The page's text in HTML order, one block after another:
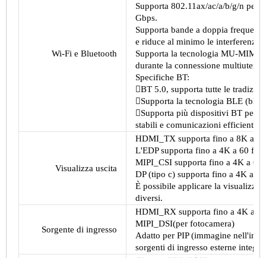
Wi-Fi e Bluetooth
Supporta 802.11ax/ac/a/b/g/n per
Gbps.
Supporta bande a doppia
e riduce al minimo le interferenze.
Supporta la tecnologia MU-
durante la connessione multiutente.
Specifiche BT:
BT 5.0, supporta tutte le
Supporta la tecnologia BLE
Supporta più dispositivi BT per
stabili e comunicazioni efficienti.
Visualizza uscita
HDMI_TX supporta fino a 8K a
L'EDP supporta fino a 4K a 60 fps
MIPI_CSI supporta fino a 4K a 60
DP (tipo c) supporta fino a 4K a
È possibile applicare la
diversi.
Sorgente di ingresso
HDMI_RX supporta fino a 4K a
MIPI_DSI(per fotocamera)
Adatto per PIP (immagine
sorgenti di ingresso esterne